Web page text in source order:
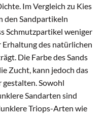
Im Vergleich zu Kies
den Sandpartikeln
Schmutzpartikel weniger
des natürlichen
Die Farbe des Sands
Zucht, kann jedoch das
Sowohl
Sandarten sind
Triops-Arten wie